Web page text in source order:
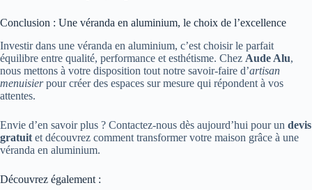
Conclusion : Une véranda en aluminium, le choix de l’excellence
Investir dans une véranda en aluminium, c’est choisir le parfait
équilibre entre qualité, performance et esthétisme. Chez Aude Alu,
nous mettons à votre disposition tout notre savoir-faire d’artisan
menuisierpour créer des espaces sur mesure qui répondent à vos
attentes.
Envie d’en savoir plus ? Contactez-nous dès aujourd’hui pour un devis
gratuit et découvrez comment transformer votre maison grâce à une
véranda en aluminium.
Découvrez également :